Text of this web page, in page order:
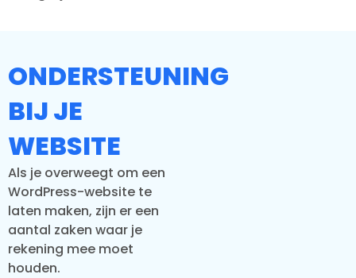
ONDERSTEUNING
BIJ JE
WEBSITE
Als je overweegt om een
WordPress-website te
laten maken, zijn er een
aantal zaken waar je
rekening mee moet
houden.